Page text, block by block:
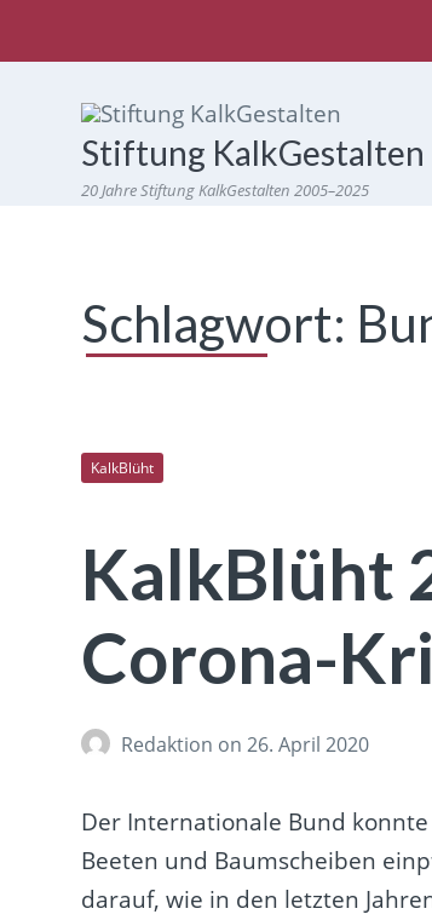
Stiftung KalkGestalten
20 Jahre Stiftung KalkGestalten 2005–2025
Schlagwort:
KalkBlüht
KalkBlüht
Corona-
Redaktion on 26. April 2020
Der Internationale Bund
Beeten und Baumscheiben
darauf, wie in den letzten